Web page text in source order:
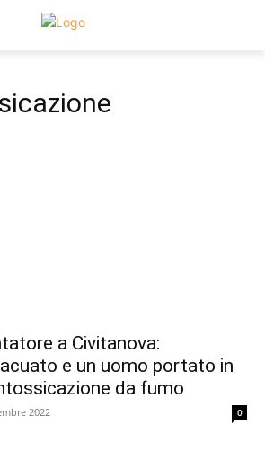
a Civitanova:
e un uomo portato in
da fumo
2022 0